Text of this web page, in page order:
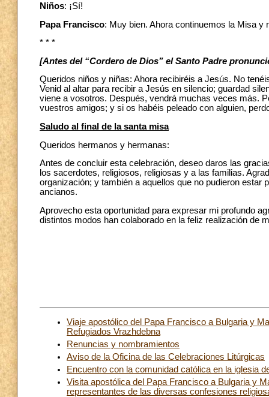
Niños: ¡Sí!
Papa Francisco: Muy bien. Ahora continuemos la Misa
* * *
[Antes del “Cordero de Dios” el Santo Padre
Queridos niños y niñas: Ahora recibiréis a Jesús. No
Venid al altar para recibir a Jesús en silencio; guardad
viene a vosotros. Después, vendrá muchas veces más.
vuestros amigos; y si os habéis peleado con alguien,
Saludo al final de la santa misa
Queridos hermanos y hermanas:
Antes de concluir esta celebración, deseo daros las
los sacerdotes, religiosos, religiosas y a las familias.
organización; y también a aquellos que no pudieron
ancianos.
Aprovecho esta oportunidad para expresar mi profundo
distintos modos han colaborado en la feliz realización de
Viaje apostólico del Papa Francisco a Bulgaria y
Refugiados Vrazhdebna
Renuncias y nombramientos
Aviso de la Oficina de las Celebraciones Litúrgicas
Encuentro con la comunidad católica en la iglesia
Visita apostólica del Papa Francisco a Bulgaria y
representantes de las diversas confesiones